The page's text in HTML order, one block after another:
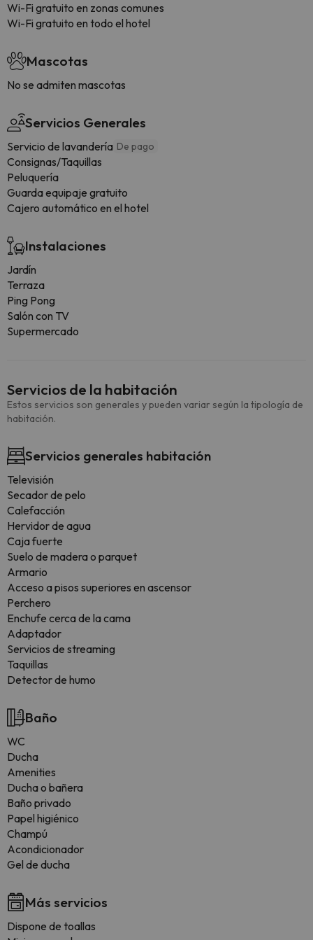
Wi-Fi gratuito en zonas comunes
Wi-Fi gratuito en todo el hotel
Mascotas
No se admiten mascotas
Servicios Generales
Servicio de lavandería De pago
Consignas/Taquillas
Peluquería
Guarda equipaje gratuito
Cajero automático en el hotel
Instalaciones
Jardín
Terraza
Ping Pong
Salón con TV
Supermercado
Servicios de la habitación
Estos servicios son generales y pueden variar según la tipología de
habitación.
Servicios generales habitación
Televisión
Secador de pelo
Calefacción
Hervidor de agua
Caja fuerte
Suelo de madera o parquet
Armario
Acceso a pisos superiores en ascensor
Perchero
Enchufe cerca de la cama
Adaptador
Servicios de streaming
Taquillas
Detector de humo
Baño
WC
Ducha
Amenities
Ducha o bañera
Baño privado
Papel higiénico
Champú
Acondicionador
Gel de ducha
Más servicios
Dispone de toallas